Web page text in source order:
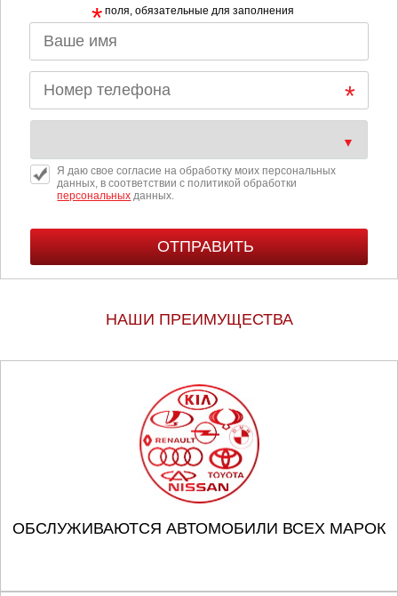
* поля, обязательные для заполнения
Я даю свое согласие на обработку моих персональных
данных, в соответствии с политикой обработки
персональных данных.
НАШИ ПРЕИМУЩЕСТВА
ОБСЛУЖИВАЮТСЯ АВТОМОБИЛИ ВСЕХ МАРОК